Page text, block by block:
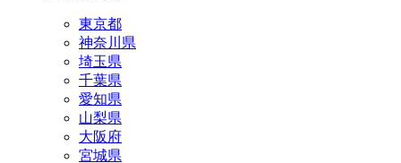
東京都
神奈川県
埼玉県
千葉県
愛知県
山梨県
大阪府
宮城県